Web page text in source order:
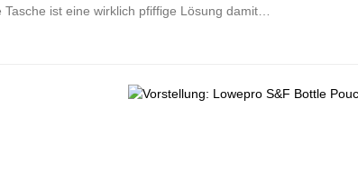
Tasche ist eine wirklich pfiffige Lösung damit…